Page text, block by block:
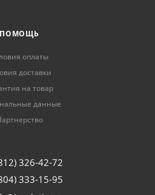
ПОМОЩЬ
оплаты
доставки
на товар
данные
326-42-72
333-15-95